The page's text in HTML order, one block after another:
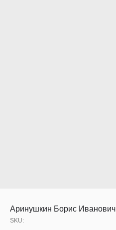
Аринушкин Борис Иванович
SKU: